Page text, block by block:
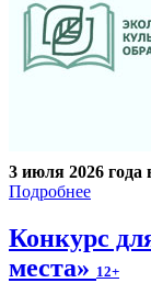
3 июля 2026 года
Подробнее
Конкурс
места» 12+